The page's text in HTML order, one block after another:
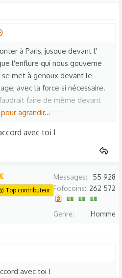
à Paris, jusque devant l'
l'enflure qui nous gouverne
met à genoux devant le
avec la force si nécessaire.
faire de même devant
ainsi que les
agrandir...
avec toi !
🥇 Top contributeur
Messages
55 928
Fofocoins
262 572
Genre Homme
avec toi !